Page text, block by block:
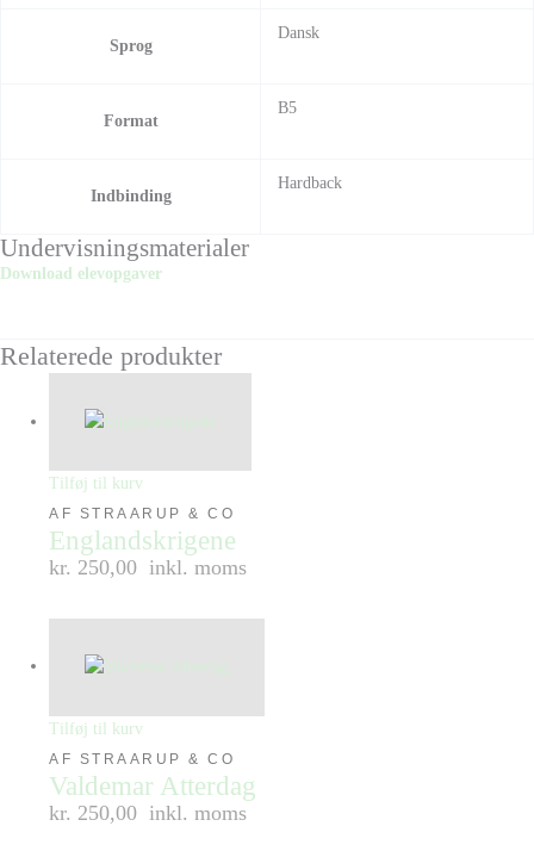
Sprog
Dansk
Format
B5
Indbinding
Hardback
Undervisningsmaterialer
Download elevopgaver
Relaterede produkter
Tilføj til kurv
AF STRAARUP & CO
Englandskrigene
kr. 250,00 inkl. moms
Tilføj til kurv
AF STRAARUP & CO
Valdemar Atterdag
kr. 250,00 inkl. moms